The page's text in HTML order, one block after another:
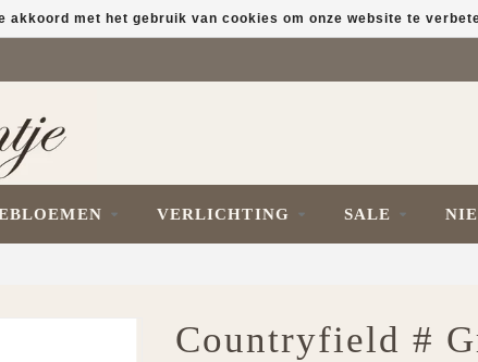
VERLICHTING SALE
Countryfield #
akkoord met het gebruik van cookies om onze website te